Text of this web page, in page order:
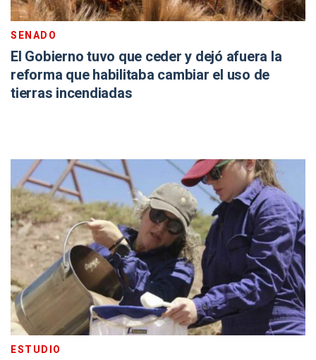
SENADO
El Gobierno tuvo que ceder y dejó afuera la
reforma que habilitaba cambiar el uso de
tierras incendiadas
ESTUDIO